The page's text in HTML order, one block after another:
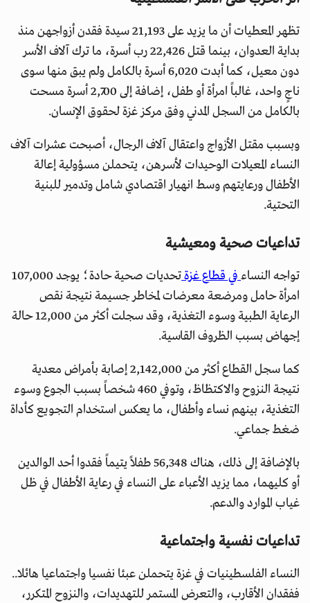
تظهر المعطيات أن ما يزيد على 21,193 سيدة فقدن أزواجهن منذ
بداية العدوان، بينما قتل 22,426 رب أسرة، ما ترك آلاف الأسر
دون معيل، كما أبدت 6,020 أسرة بالكامل ولم يبق منها سوى
ناجٍ واحد، غالباً امرأة أو طفل، إضافة إلى 2,700 أسرة مسحت
بالكامل من السجل المدني وفق مركز غزة لحقوق الإنسان.
وبسبب مقتل الأزواج واعتقال آلاف الرجال، أصبحت عشرات آلاف
النساء المعيلات الوحيدات لأسرهن، يتحملن مسؤولية إعالة
الأطفال ورعايتهم وسط انهيار اقتصادي شامل وتدمير للبنية
التحتية.
تداعيات صحية ومعيشية
تواجه النساء في قطاع غزة
تحديات صحية حادة؛ يوجد 107,000
امرأة حامل ومرضعة معرضات لمخاطر جسيمة نتيجة نقص
الرعاية الطبية وسوء التغذية، وقد سجلت أكثر من 12,000 حالة
إجهاض بسبب الظروف القاسية.
كما سجل القطاع أكثر من 2,142,000 إصابة بأمراض معدية
نتيجة النزوح والاكتظاظ، وتوفي 460 شخصاً بسبب الجوع وسوء
التغذية، بينهم نساء وأطفال، ما يعكس استخدام التجويع كأداة
ضغط جماعي.
بالإضافة إلى ذلك، هناك 56,348 طفلاً يتيماً فقدوا أحد الوالدين
أو كليهما، مما يزيد الأعباء على النساء في رعاية الأطفال في ظل
غياب الموارد والدعم.
تداعيات نفسية واجتماعية
النساء الفلسطينيات في غزة يتحملن عبئا نفسيا واجتماعيا هائلا..
ففقدان الأقارب، والتعرض المستمر للتهديدات، والنزوح المتكرر،